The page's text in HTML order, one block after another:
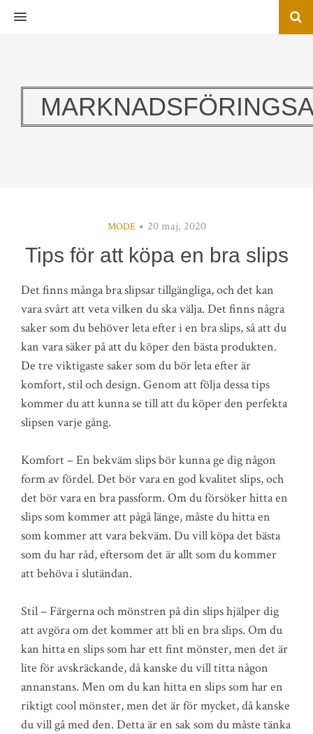
MENU
MODE 20 maj, 2020
Tips för att köpa en bra slips
Det finns många bra slipsar tillgängliga, och det kan
vara svårt att veta vilken du ska välja. Det finns några
saker som du behöver leta efter i en bra slips, så att du
kan vara säker på att du köper den bästa produkten.
De tre viktigaste saker som du bör leta efter är
komfort, stil och design. Genom att följa dessa tips
kommer du att kunna se till att du köper den perfekta
slipsen varje gång.
Komfort – En bekväm slips bör kunna ge dig någon
form av fördel. Det bör vara en god kvalitet slips, och
det bör vara en bra passform. Om du försöker hitta en
slips som kommer att pågå länge, måste du hitta en
som kommer att vara bekväm. Du vill köpa det bästa
som du har råd, eftersom det är allt som du kommer
att behöva i slutändan.
Stil – Färgerna och mönstren på din slips hjälper dig
att avgöra om det kommer att bli en bra slips. Om du
kan hitta en slips som har ett fint mönster, men det är
lite för avskräckande, då kanske du vill titta någon
annanstans. Men om du kan hitta en slips som har en
riktigt cool mönster, men det är för mycket, då kanske
du vill gå med den. Detta är en sak som du måste tänka